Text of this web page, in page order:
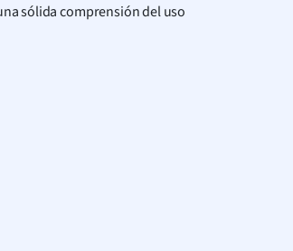
sólida comprensión del uso